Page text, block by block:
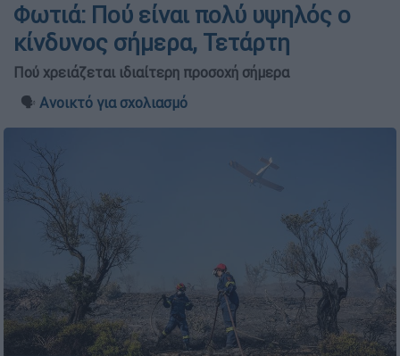
Φωτιά: Πού είναι πολύ υψηλός ο
κίνδυνος σήμερα, Τετάρτη
Πού χρειάζεται ιδιαίτερη προσοχή σήμερα
🗣️ Ανοικτό για σχολιασμό